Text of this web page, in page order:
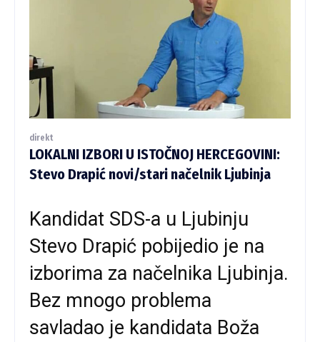
direkt
LOKALNI IZBORI U ISTOČNOJ HERCEGOVINI:
Stevo Drapić novi/stari načelnik Ljubinja
Kandidat SDS-a u Ljubinju
Stevo Drapić pobijedio je na
izborima za načelnika Ljubinja.
Bez mnogo problema
savladao je kandidata Boža